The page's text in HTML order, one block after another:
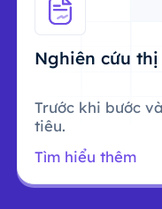
Nghiên cứu
Trước khi bước
tiêu.
Tìm hiểu thêm